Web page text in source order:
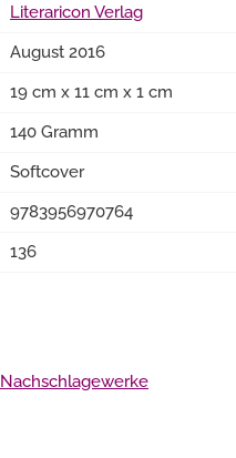
Literaricon Verlag
August 2016
19 cm x 11 cm x 1 cm
140 Gramm
Softcover
9783956970764
136
Nachschlagewerke